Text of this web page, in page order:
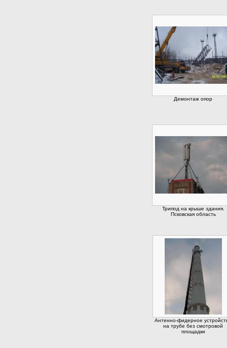
Демонтаж опор
Трипод на крыше здания.
Псковская область
Антенно-фидерное
на трубе без смотровой
площадки